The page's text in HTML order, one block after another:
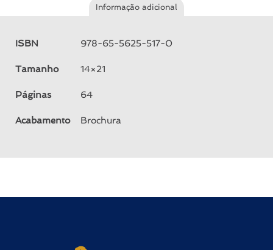
Informação adicional
ISBN 978-65-5625-517-0
Tamanho 14×21
Páginas 64
Acabamento Brochura